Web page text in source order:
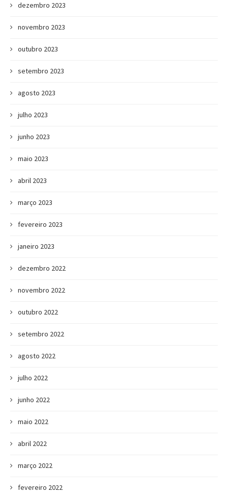
dezembro 2023
novembro 2023
outubro 2023
setembro 2023
agosto 2023
julho 2023
junho 2023
maio 2023
abril 2023
março 2023
fevereiro 2023
janeiro 2023
dezembro 2022
novembro 2022
outubro 2022
setembro 2022
agosto 2022
julho 2022
junho 2022
maio 2022
abril 2022
março 2022
fevereiro 2022